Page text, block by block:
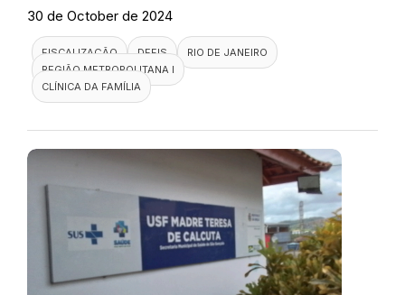
30 de October de 2024
FISCALIZAÇÃO DEFIS
RIO DE JANEIRO
REGIÃO METROPOLITANA I
CLÍNICA DA FAMÍLIA